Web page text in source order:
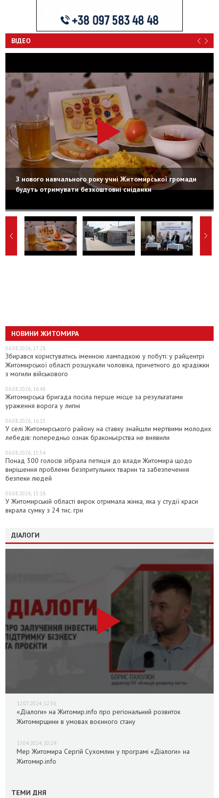
ВІДЕО
З нового навчального року учні Житомирської громади
будуть отримувати безкоштовні сніданки
НОВИНИ ЖИТОМИРА
06.08.2026, 17:28
Збирався користуватись іменною лампадкою у побуті: у райцентрі
Житомирської області розшукали чоловіка, причетного до крадіжки
з могили військового
06.08.2026, 16:48
Житомирська бригада посіла перше місце за результатами
ураження ворога у липні
06.08.2026, 16:15
У селі Житомирського району на ставку знайшли мертвими молодих
лебедів: попередньо ознак браконьєрства не виявили
06.08.2026, 15:54
Понад 300 голосів зібрала петиція до влади Житомира щодо
вирішення проблеми безпритульних тварин та забезпечення
безпеки людей
06.08.2026, 15:18
У Житомирській області вирок отримала жінка, яка у студії краси
вкрала сумку з 24 тис. грн
ДІАЛОГИ
12.07.2024, 12:36
«Діалоги» на Житомир.info про регіональний розвиток
Житомирщини в умовах воєнного стану
17.04.2024, 10:29
Мер Житомира Сергій Сухомлин у програмі «Діалоги» на
Житомир.info
ТЕМИ ДНЯ